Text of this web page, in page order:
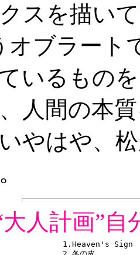
スを描い
オブラート
いるもの
人間の本
やはや、
大人計画”
1.Heaven's Sign